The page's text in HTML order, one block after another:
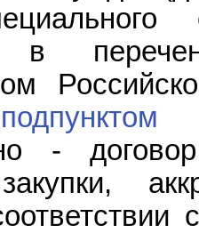
в
подпунктом
-